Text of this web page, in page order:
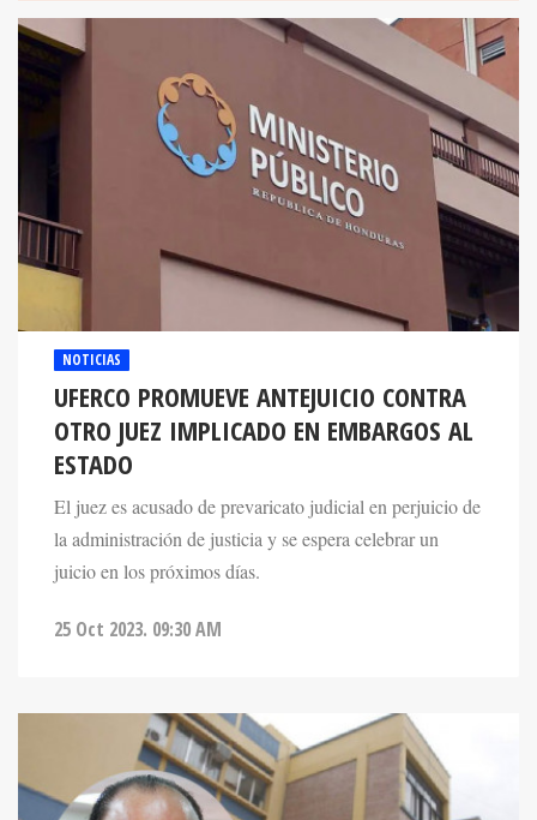
UFERCO PROMUEVE ANTEJUICIO CONTRA
OTRO JUEZ IMPLICADO EN EMBARGOS AL
ESTADO
El juez es acusado de prevaricato judicial en perjuicio de
la administración de justicia y se espera celebrar un
juicio en los próximos días.